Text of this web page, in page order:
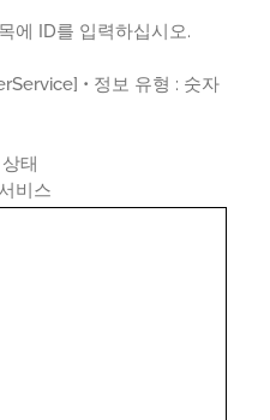
에 ID를 입력하십시오.
• 정보 유형 : 숫자
태
비스